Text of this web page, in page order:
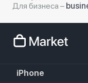
Для бизнеса –
iPhone